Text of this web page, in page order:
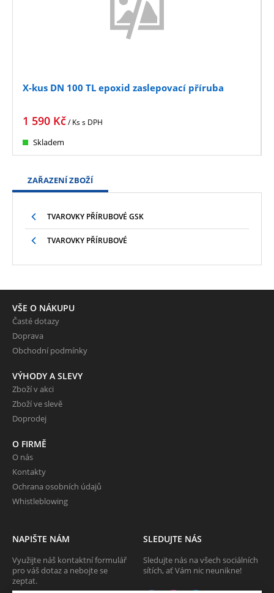
X-kus DN 100 TL epoxid zaslepovací příruba
1 590 Kč/ Kss DPH
Skladem
ZAŘAZENÍ ZBOŽÍ
TVAROVKY PŘÍRUBOVÉ GSK
TVAROVKY PŘÍRUBOVÉ
VŠE O NÁKUPU
Časté dotazy
Doprava
Obchodní podmínky
VÝHODY A SLEVY
Zboží v akci
Zboží ve slevě
Doprodej
O FIRMĚ
O nás
Kontakty
Ochrana osobních údajů
Whistleblowing
NAPIŠTE NÁM
Využijte náš kontaktní formulář
pro váš dotaz a nebojte se
zeptat.
SLEDUJTE NÁS
Sledujte nás na všech sociálních
sítích, ať Vám nic neunikne!